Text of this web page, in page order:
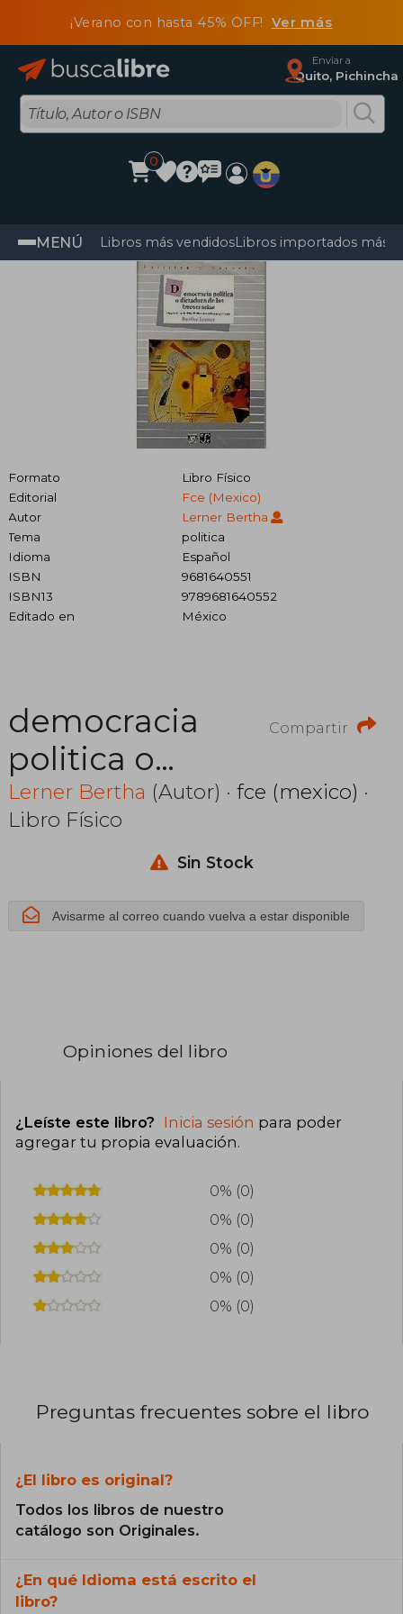
¡Verano con hasta 45% OFF! Ver más
Enviar a
Quito, Pichincha
0
MENÚ Libros más vendidosLibros importados más
Formato
Libro Físico
Editorial
Fce (mexico)
Autor
Lerner Bertha
Tema
politica
Idioma
Español
ISBN
9681640551
ISBN13
9789681640552
Editado en
México
Compartir
democracia
politica o
dictadura
Lerner Bertha (Autor) · fce (mexico) ·
Libro Físico
Sin Stock
Avisarme al correo cuando vuelva a estar disponible
Opiniones del libro
¿Leíste este libro? Inicia sesión para poder
agregar tu propia evaluación.
0% (0)
0% (0)
0% (0)
0% (0)
0% (0)
Preguntas frecuentes sobre el libro
¿El libro es original?
Todos los libros de nuestro
catálogo son Originales.
¿En qué Idioma está escrito el
libro?